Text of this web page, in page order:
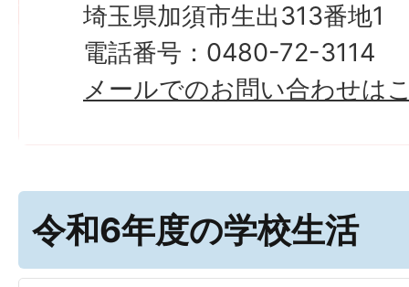
埼玉県加須市生出313番地1
電話番号：0480-72-3114
メールでのお問い合わせは
令和6年度の学校生活